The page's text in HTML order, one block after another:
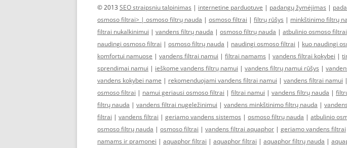
© 2013 SEO straipsniu talpinimas | internetine parduotuve | padangų žymėjimas |
osmoso filtrai> | osmoso filtrų nauda | osmoso filtrai | filtrų rūšys | minkštinimo filtrų
filtrai nukalkinimui | vandens filtrų nauda | osmoso filtrų nauda | atbulinio osmoso filtrai
naudingi osmoso filtrai | osmoso filtrų nauda | naudingi osmoso filtrai | kuo naudingi
komfortui namuose | vandens filtrai namui | filtrai namams | vandens filtrai kokybei |
sprendimai namui | ieškome vandens filtrų namui | vandens filtrų namui rūšys |
vandens kokybei name | rekomenduojami vandens filtrai namui | vandens filtrai namui |
osmoso filtrai | namui geriausi osmoso filtrai | filtrai namui | vandens filtrų nauda |
filtrų nauda | vandens filtrai nugeležinimui | vandens minkštinimo filtrų nauda |
filtrai | vandens filtrai | geriamo vandens sistemos | osmoso filtrų nauda | atbulinio
osmoso filtrų nauda | osmoso filtrai | vandens filtrai aquaphor | geriamo vandens filtrai
namams ir pramonei | aquaphor filtrai | aquaphor filtrai | aquaphor filtrų nauda |